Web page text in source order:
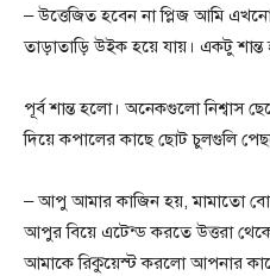
– উত্তেজিত হবেন না প্লিজ আমি
তাড়াতাড়ি উইক হয়ে যায়। একটু
পূর্ব শান্ত হলো। অনেকগুলো নিশ্বাস
দিয়ে কপালের কাছে ছোট চুলগুলি
– আপু আমার কাজিন হয়, মামাতো
আপুর বিয়ে এটেন্ড করতে উত্তরা
আমাকে রিকুয়েস্ট করলো আপনার